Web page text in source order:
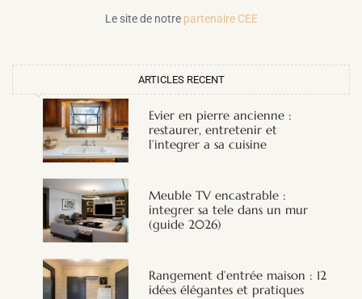
Le site de notre partenaire CEE
ARTICLES RECENT
Evier en pierre ancienne :
restaurer, entretenir et
l’integrer a sa cuisine
Meuble TV encastrable :
integrer sa tele dans un mur
(guide 2026)
Rangement d’entrée maison : 12
idées élégantes et pratiques